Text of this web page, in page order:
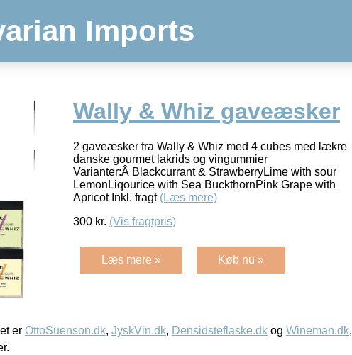
Imports
Wally & Whiz gaveæsker
2 gaveæsker fra Wally & Whiz med 4 cubes med lækre
danske gourmet lakrids og vingummier
Varianter:Â Blackcurrant & StrawberryLime with sour
LemonLiqourice with Sea BuckthornPink Grape with
Apricot Inkl. fragt (Læs mere)
300 kr. (Vis fragtpris)
Læs mere » Køb nu »
er OttoSuenson.dk, JyskVin.dk, Densidsteflaske.dk og Wineman.dk,